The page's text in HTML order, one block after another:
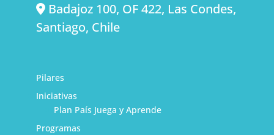
Badajoz 100, OF 422, Las Condes,
Santiago, Chile
Pilares
Iniciativas
Plan País Juega y Aprende
Programas